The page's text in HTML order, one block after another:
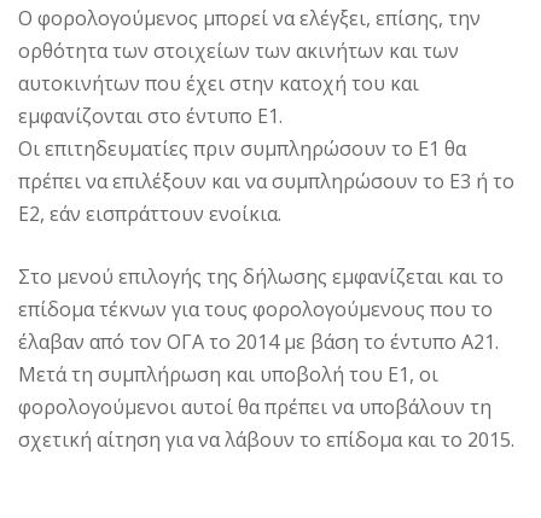
Ο φορολογούμενος μπορεί να ελέγξει, επίσης, την
ορθότητα των στοιχείων των ακινήτων και των
αυτοκινήτων που έχει στην κατοχή του και
εμφανίζονται στο έντυπο Ε1.
Οι επιτηδευματίες πριν συμπληρώσουν το Ε1 θα
πρέπει να επιλέξουν και να συμπληρώσουν το Ε3 ή το
Ε2, εάν εισπράττουν ενοίκια.
Στο μενού επιλογής της δήλωσης εμφανίζεται και το
επίδομα τέκνων για τους φορολογούμενους που το
έλαβαν από τον ΟΓΑ το 2014 με βάση το έντυπο Α21.
Μετά τη συμπλήρωση και υποβολή του Ε1, οι
φορολογούμενοι αυτοί θα πρέπει να υποβάλουν τη
σχετική αίτηση για να λάβουν το επίδομα και το 2015.